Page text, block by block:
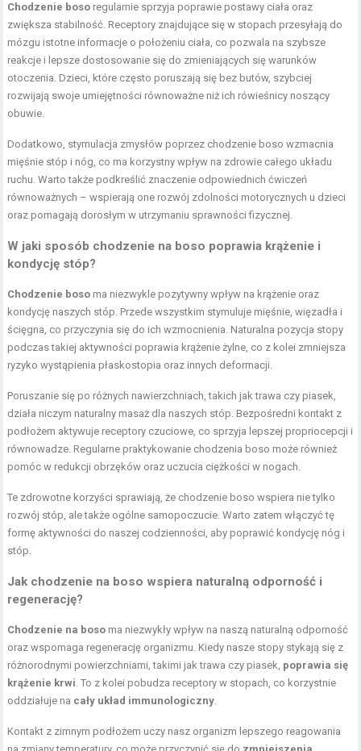
Chodzenie boso regularnie sprzyja poprawie postawy ciała oraz
zwiększa stabilność. Receptory znajdujące się w stopach przesyłają do
mózgu istotne informacje o położeniu ciała, co pozwala na szybsze
reakcje i lepsze dostosowanie się do zmieniających się warunków
otoczenia. Dzieci, które często poruszają się bez butów, szybciej
rozwijają swoje umiejętności równoważne niż ich rówieśnicy noszący
obuwie.
Dodatkowo, stymulacja zmysłów poprzez chodzenie boso wzmacnia
mięśnie stóp i nóg, co ma korzystny wpływ na zdrowie całego układu
ruchu. Warto także podkreślić znaczenie odpowiednich ćwiczeń
równoważnych – wspierają one rozwój zdolności motorycznych u dzieci
oraz pomagają dorosłym w utrzymaniu sprawności fizycznej.
W jaki sposób chodzenie na boso poprawia krążenie i
kondycję stóp?
Chodzenie boso ma niezwykle pozytywny wpływ na krążenie oraz
kondycję naszych stóp. Przede wszystkim stymuluje mięśnie, więzadła i
ścięgna, co przyczynia się do ich wzmocnienia. Naturalna pozycja stopy
podczas takiej aktywności poprawia krążenie żylne, co z kolei zmniejsza
ryzyko wystąpienia płaskostopia oraz innych deformacji.
Poruszanie się po różnych nawierzchniach, takich jak trawa czy piasek,
działa niczym naturalny masaż dla naszych stóp. Bezpośredni kontakt z
podłożem aktywuje receptory czuciowe, co sprzyja lepszej propriocepcji i
równowadze. Regularne praktykowanie chodzenia boso może również
pomóc w redukcji obrzęków oraz uczucia ciężkości w nogach.
Te zdrowotne korzyści sprawiają, że chodzenie boso wspiera nie tylko
rozwój stóp, ale także ogólne samopoczucie. Warto zatem włączyć tę
formę aktywności do naszej codzienności, aby poprawić kondycję nóg i
stóp.
Jak chodzenie na boso wspiera naturalną odporność i
regenerację?
Chodzenie na boso ma niezwykły wpływ na naszą naturalną odporność
oraz wspomaga regenerację organizmu. Kiedy nasze stopy stykają się z
różnorodnymi powierzchniami, takimi jak trawa czy piasek, poprawia się
krążenie krwi. To z kolei pobudza receptory w stopach, co korzystnie
oddziałuje na cały układ immunologiczny.
Kontakt z zimnym podłożem uczy nasz organizm lepszego reagowania